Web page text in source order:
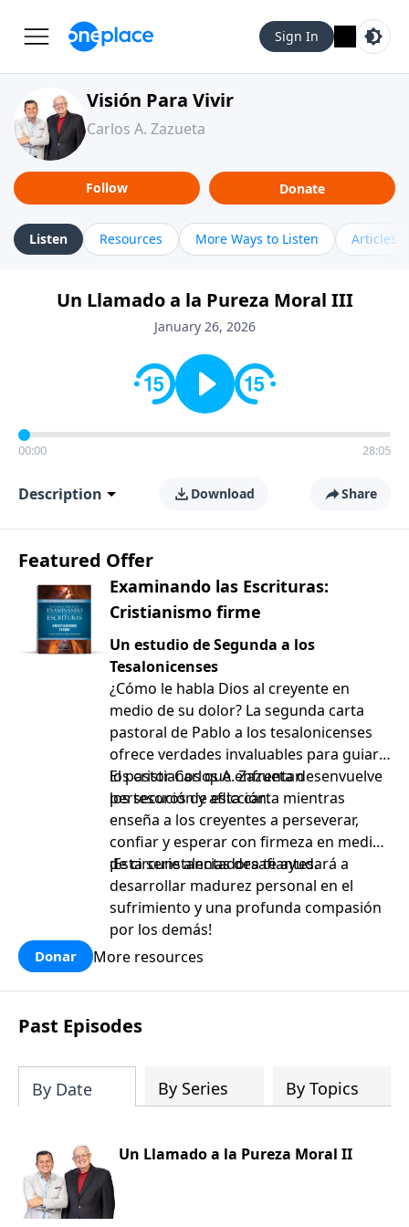
Sign In
Visión Para Vivir
Carlos A. Zazueta
Follow Donate
Listen Resources More Ways to Listen Articles
Un Llamado a la Pureza Moral III
January 26, 2026
00:00 28:05
Description Download Share
Featured Offer
Examinando las Escrituras:
Cristianismo firme
Un estudio de Segunda a los
Tesalonicenses
¿Cómo le habla Dios al creyente en
medio de su dolor? La segunda carta
pastoral de Pablo a los tesalonicenses
ofrece verdades invaluables para guiar a
los cristianos que enfrentan
persecución y aflicción.
El pastor Carlos A. Zazueta desenvuelve
los tesoros de esta carta mientras
enseña a los creyentes a perseverar,
confiar y esperar con firmeza en medio
de circunstancias desafiantes.
¡Esta serie alentadora te ayudará a
desarrollar madurez personal en el
sufrimiento y una profunda compasión
por los demás!
Donar More resources
Past Episodes
By Date By Series By Topics
Un Llamado a la Pureza Moral II